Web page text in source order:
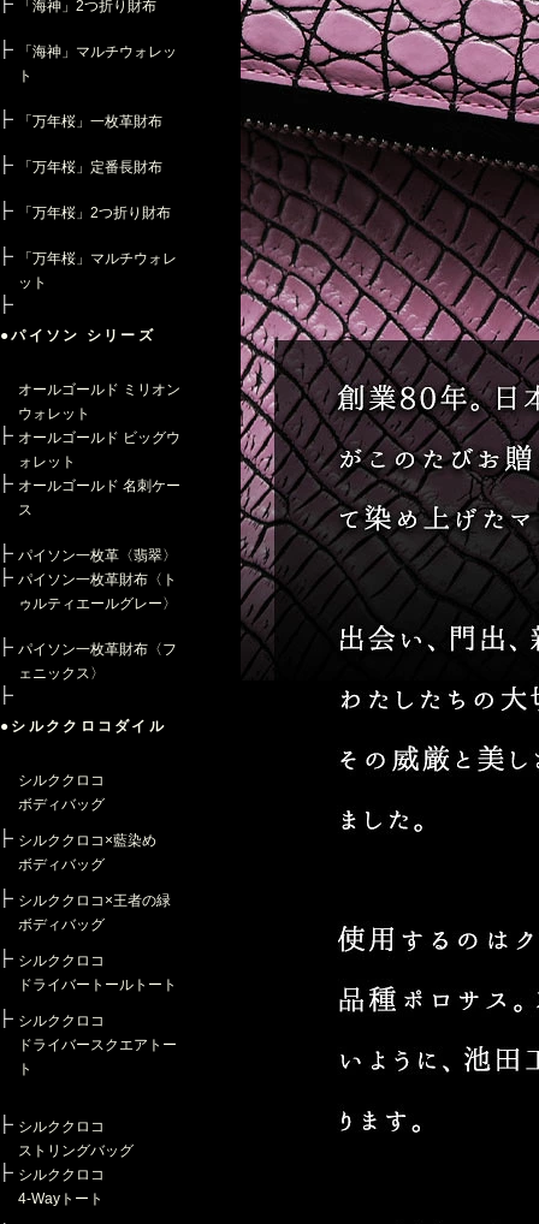
「海神」2つ折り財布
「海神」マルチウォレッ
ト
「万年桜」一枚革財布
「万年桜」定番長財布
「万年桜」2つ折り財布
「万年桜」マルチウォレ
ット
●パイソン シリーズ
オールゴールド ミリオン
ウォレット
オールゴールド ビッグウ
ォレット
オールゴールド 名刺ケー
ス
パイソン一枚革〈翡翠〉
パイソン一枚革財布〈ト
ゥルティエールグレー〉
パイソン一枚革財布〈フ
ェニックス〉
●シルククロコダイル
シルククロコ
ボディバッグ
シルククロコ×藍染め
ボディバッグ
シルククロコ×王者の緑
ボディバッグ
シルククロコ
ドライバートールトート
シルククロコ
ドライバースクエアトー
ト
シルククロコ
ストリングバッグ
シルククロコ
4-Wayトート